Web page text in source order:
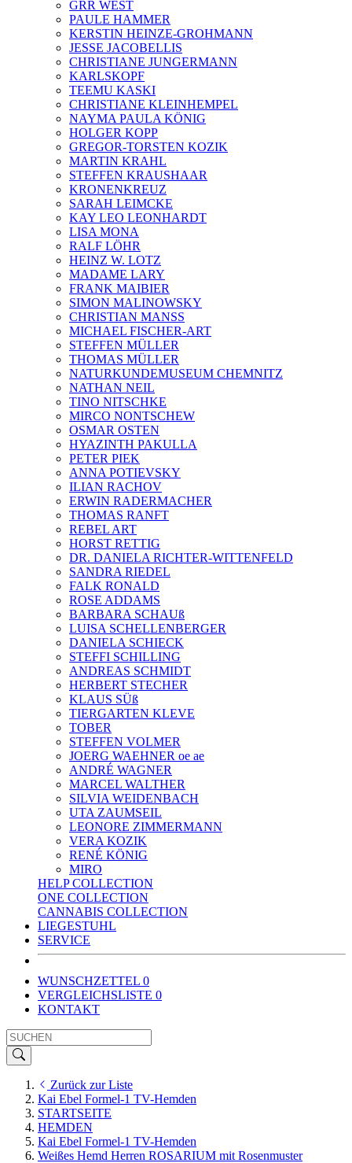
GRR WEST
PAULE HAMMER
KERSTIN HEINZE-GROHMANN
JESSE JACOBELLIS
CHRISTIANE JUNGERMANN
KARLSKOPF
TEEMU KASKI
CHRISTIANE KLEINHEMPEL
NAYMA PAULA KÖNIG
HOLGER KOPP
GREGOR-TORSTEN KOZIK
MARTIN KRAHL
STEFFEN KRAUSHAAR
KRONENKREUZ
SARAH LEIMCKE
KAY LEO LEONHARDT
LISA MONA
RALF LÖHR
HEINZ W. LOTZ
MADAME LARY
FRANK MAIBIER
SIMON MALINOWSKY
CHRISTIAN MANSS
MICHAEL FISCHER-ART
STEFFEN MÜLLER
THOMAS MÜLLER
NATURKUNDEMUSEUM CHEMNITZ
NATHAN NEIL
TINO NITSCHKE
MIRCO NONTSCHEW
OSMAR OSTEN
HYAZINTH PAKULLA
PETER PIEK
ANNA POTIEVSKY
ILIAN RACHOV
ERWIN RADERMACHER
THOMAS RANFT
REBEL ART
HORST RETTIG
DR. DANIELA RICHTER-WITTENFELD
SANDRA RIEDEL
FALK RONALD
ROSE ADDAMS
BARBARA SCHAUß
LUISA SCHELLENBERGER
DANIELA SCHIECK
STEFFI SCHILLING
ANDREAS SCHMIDT
HERBERT STECHER
KLAUS SÜß
TIERGARTEN KLEVE
TOBER
STEFFEN VOLMER
JOERG WAEHNER oe ae
ANDRÉ WAGNER
MARCEL WALTHER
SILVIA WEIDENBACH
UTA ZAUMSEIL
LEONORE ZIMMERMANN
VERA KOZIK
RENÉ KÖNIG
MIRO
HELP COLLECTION
ONE COLLECTION
CANNABIS COLLECTION
LIEGESTUHL
SERVICE
WUNSCHZETTEL 0
VERGLEICHSLISTE 0
KONTAKT
Zurück zur Liste
Kai Ebel Formel-1 TV-Hemden
STARTSEITE
HEMDEN
Kai Ebel Formel-1 TV-Hemden
Weißes Hemd Herren ROSARIUM mit Rosenmuster